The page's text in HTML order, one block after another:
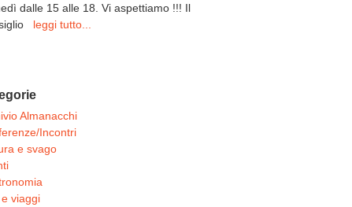
dalle 15 alle 18. Vi aspettiamo !!! Il
leggi tutto...
Almanacchi
Incontri
e svago
viaggi